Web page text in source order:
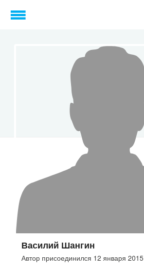
Василий Шангин
Автор присоединился 12 января 2015